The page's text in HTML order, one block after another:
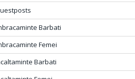
Barbati
Femei
Barbati